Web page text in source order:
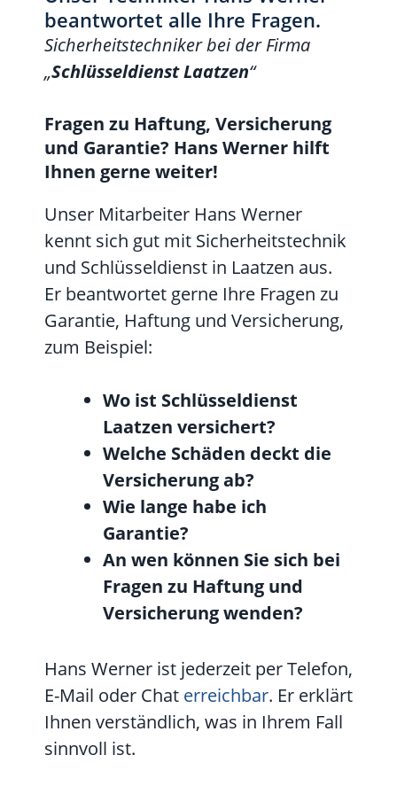
beantwortet alle Ihre Fragen.
Sicherheitstechniker bei der Firma
„Schlüsseldienst Laatzen“
Fragen zu Haftung, Versicherung
und Garantie? Hans Werner hilft
Ihnen gerne weiter!
Unser Mitarbeiter Hans Werner
kennt sich gut mit Sicherheitstechnik
und Schlüsseldienst in Laatzen aus.
Er beantwortet gerne Ihre Fragen zu
Garantie, Haftung und Versicherung,
zum Beispiel:
Wo ist Schlüsseldienst
Laatzen versichert?
Welche Schäden deckt die
Versicherung ab?
Wie lange habe ich
Garantie?
An wen können Sie sich bei
Fragen zu Haftung und
Versicherung wenden?
Hans Werner ist jederzeit per Telefon,
E-Mail oder Chat erreichbar. Er erklärt
Ihnen verständlich, was in Ihrem Fall
sinnvoll ist.